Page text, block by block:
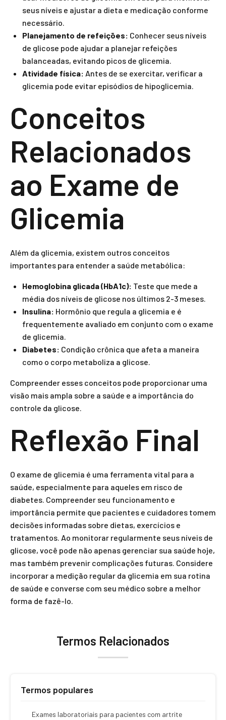
seus níveis e ajustar a dieta e medicação conforme
necessário.
Planejamento de refeições: Conhecer seus níveis
de glicose pode ajudar a planejar refeições
balanceadas, evitando picos de glicemia.
Atividade física: Antes de se exercitar, verificar a
glicemia pode evitar episódios de hipoglicemia.
Conceitos
Relacionados
ao Exame de
Glicemia
Além da glicemia, existem outros conceitos
importantes para entender a saúde metabólica:
Hemoglobina glicada (HbA1c): Teste que mede a
média dos níveis de glicose nos últimos 2-3 meses.
Insulina: Hormônio que regula a glicemia e é
frequentemente avaliado em conjunto com o exame
de glicemia.
Diabetes: Condição crônica que afeta a maneira
como o corpo metaboliza a glicose.
Compreender esses conceitos pode proporcionar uma
visão mais ampla sobre a saúde e a importância do
controle da glicose.
Reflexão Final
O exame de glicemia é uma ferramenta vital para a
saúde, especialmente para aqueles em risco de
diabetes. Compreender seu funcionamento e
importância permite que pacientes e cuidadores tomem
decisões informadas sobre dietas, exercícios e
tratamentos. Ao monitorar regularmente seus níveis de
glicose, você pode não apenas gerenciar sua saúde hoje,
mas também prevenir complicações futuras. Considere
incorporar a medição regular da glicemia em sua rotina
de saúde e converse com seu médico sobre a melhor
forma de fazê-lo.
Termos Relacionados
Termos populares
Exames laboratoriais para pacientes com artrite